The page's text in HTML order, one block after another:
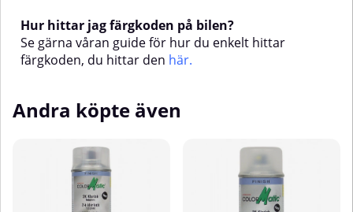
Hur hittar jag färgkoden på bilen?
Se gärna våran guide för hur du enkelt hittar
färgkoden, du hittar den här.
Andra köpte även